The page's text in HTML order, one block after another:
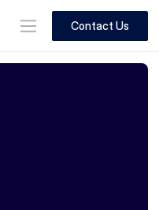
Contact Us